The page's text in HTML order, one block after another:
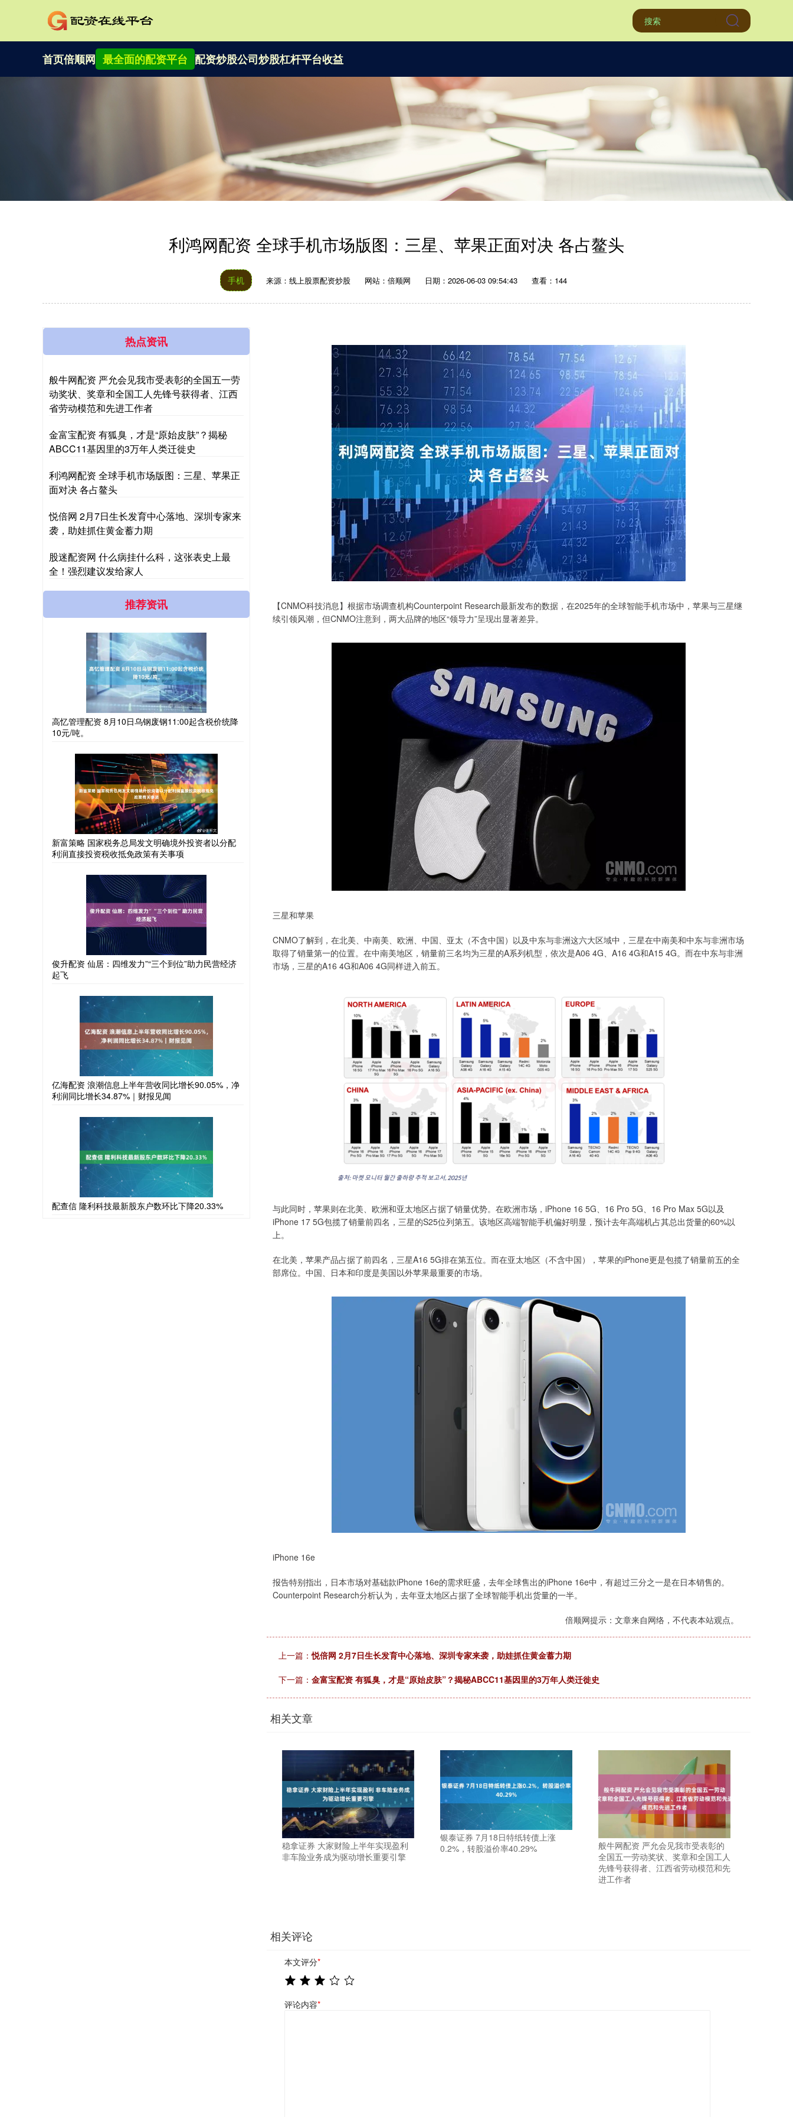
首页倍顺网 最全面的配资平台 配资炒股公司炒股杠杆平台收益
利鸿网配资 全球手机市场版图：三星、苹果正面对决 各占鳌头
手机 来源：线上股票配资炒股 网站：倍顺网 日期：2026-06-03 09:54:43 查看：144
【CNMO科技消息】根据市场调查机构Counterpoint Research最新发布的数据，在2025年的全球智能手机市场中，苹果与三星继
续引领风潮，但CNMO注意到，两大品牌的地区“领导力”呈现出显著差异。
三星和苹果
CNMO了解到，在北美、中南美、欧洲、中国、亚太（不含中国）以及中东与非洲这六大区域中，三星在中南美和中东与非洲市场
取得了销量第一的位置。在中南美地区，销量前三名均为三星的A系列机型，依次是A06 4G、A16 4G和A15 4G。而在中东与非洲
市场，三星的A16 4G和A06 4G同样进入前五。
与此同时，苹果则在北美、欧洲和亚太地区占据了销量优势。在欧洲市场，iPhone 16 5G、16 Pro 5G、16 Pro Max 5G以及
iPhone 17 5G包揽了销量前四名，三星的S25位列第五。该地区高端智能手机偏好明显，预计去年高端机占其总出货量的60%以
上。
在北美，苹果产品占据了前四名，三星A16 5G排在第五位。而在亚太地区（不含中国），苹果的iPhone更是包揽了销量前五的全
部席位。中国、日本和印度是美国以外苹果最重要的市场。
iPhone 16e
报告特别指出，日本市场对基础款iPhone 16e的需求旺盛，去年全球售出的iPhone 16e中，有超过三分之一是在日本销售的。
Counterpoint Research分析认为，去年亚太地区占据了全球智能手机出货量的一半。
倍顺网提示：文章来自网络，不代表本站观点。
上一篇：悦倍网 2月7日生长发育中心落地、深圳专家来袭，助娃抓住黄金蓄力期
下一篇： 金富宝配资 有狐臭，才是“原始皮肤”？揭秘ABCC11基因里的3万年人类迁徙史
相关文章
稳拿证券 大家财险上半年实现盈利
非车险业务成为驱动增长重要引擎
银泰证券 7月18日特纸转债上涨
0.2%，转股溢价率40.29%
般牛网配资 严允会见我市受表彰的
全国五一劳动奖状、奖章和全国工人
先锋号获得者、江西省劳动模范和先
进工作者
相关评论
本文评分*
评论内容*
热点资讯
般牛网配资 严允会见我市受表彰的全国五一劳
动奖状、奖章和全国工人先锋号获得者、江西
省劳动模范和先进工作者
金富宝配资 有狐臭，才是“原始皮肤”？揭秘
ABCC11基因里的3万年人类迁徙史
利鸿网配资 全球手机市场版图：三星、苹果正
面对决 各占鳌头
悦倍网 2月7日生长发育中心落地、深圳专家来
袭，助娃抓住黄金蓄力期
股迷配资网 什么病挂什么科，这张表史上最
全！强烈建议发给家人
推荐资讯
高忆管理配资 8月10日乌钢废钢11:00起含税价统降
10元/吨。
新富策略 国家税务总局发文明确境外投资者以分配
利润直接投资税收抵免政策有关事项
俊升配资 仙居：四维发力”“三个到位”助力民营经济
起飞
亿海配资 浪潮信息上半年营收同比增长90.05%，净
利润同比增长34.87%｜财报见闻
配查信 隆利科技最新股东户数环比下降20.33%